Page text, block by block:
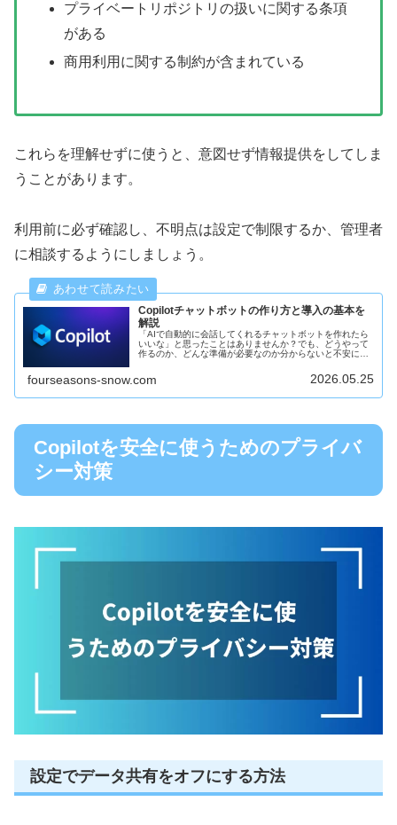
プライベートリポジトリの扱いに関する条項
がある
商用利用に関する制約が含まれている
これらを理解せずに使うと、意図せず情報提供をしてしま
うことがあります。
利用前に必ず確認し、不明点は設定で制限するか、管理者
に相談するようにしましょう。
Copilotチャットボットの作り方と導入の基本を
解説
「AIで自動的に会話してくれるチャットボットを作れたら
いいな」と思ったことはありませんか？でも、どうやって
作るのか、どんな準備が必要なのか分からないと不安にな
fourseasons-snow.com 2026.05.25
Copilotを安全に使うためのプライバ
シー対策
設定でデータ共有をオフにする方法